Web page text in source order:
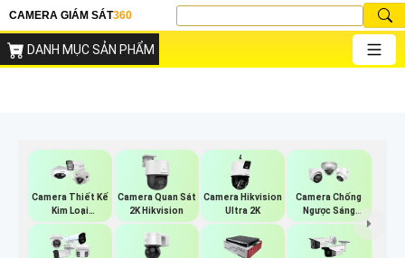
CAMERA GIÁM SÁT360
DANH MỤC SẢN PHẨM
Camera Thiết Kế
Kim Loại
Hikvision
Camera Quan Sát
2K Hikvision
Camera Hikvision
Ultra 2K
Camera Chống
Ngược Sáng
Hikvision